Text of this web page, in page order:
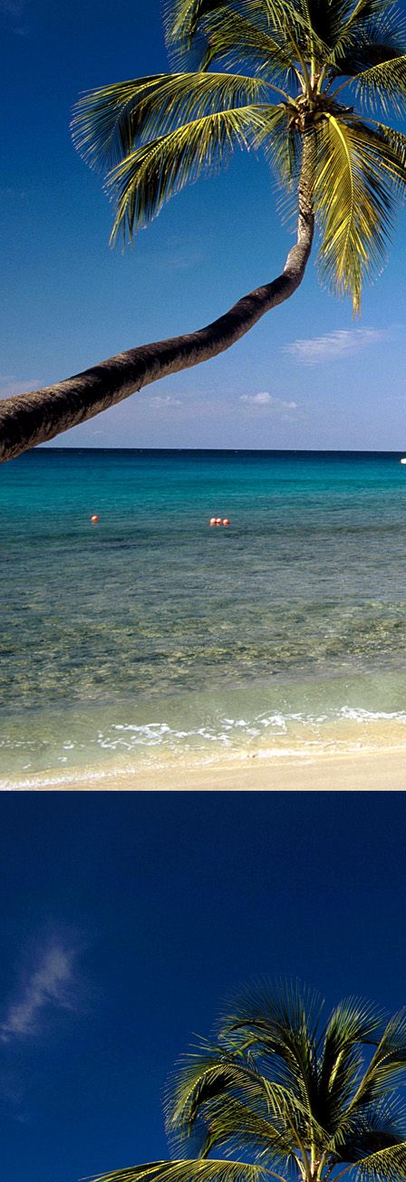
2081 Piliscsaba,
e-mail:
telefonszám:
Dr. Göllner
2081 Piliscsaba,
e-mail:
telefonszám:
adószám: